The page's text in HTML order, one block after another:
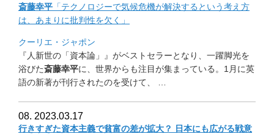
斎藤幸平 「テクノロジーで気候危機が解決するという考え方
は、 あまりに批判性を欠く」
クーリエ・ジャポン
『人新世の「資本論」』がベストセラーとなり、一躍脚光を
浴びた斎藤幸平に、世界からも注目が集まっている。 1月に英
語の新著が刊行されたのを受けて、 …
08. 2023.03.17
行きすぎた資本主義で貧富の差が拡大？ 日本にも広がる戦意